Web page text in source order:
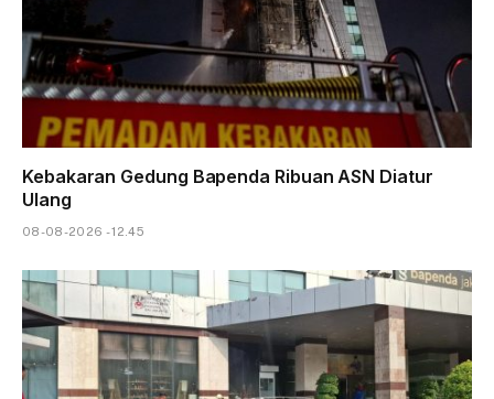
Kebakaran Gedung Bapenda Ribuan ASN Diatur
Ulang
08-08-2026 - 12.45